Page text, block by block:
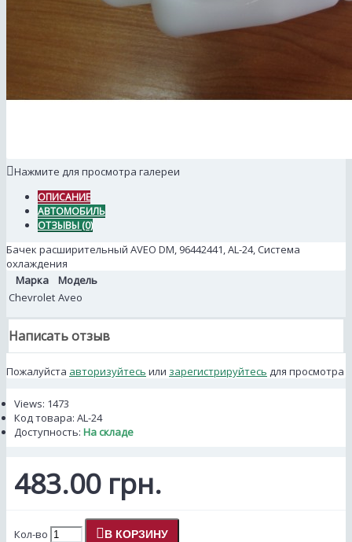
Нажмите для просмотра галереи
ОПИСАНИЕ
АВТОМОБИЛЬ
ОТЗЫВЫ (0)
Бачек расширительный AVEO DM, 96442441, AL-24, Система
охлаждения
Марка
Модель
Chevrolet Aveo
Написать отзыв
Пожалуйста авторизуйтесь или зарегистрируйтесь для просмотра
Views: 1473
Код товара: AL-24
Доступность: На складе
483.00 грн.
Кол-во В КОРЗИНУ